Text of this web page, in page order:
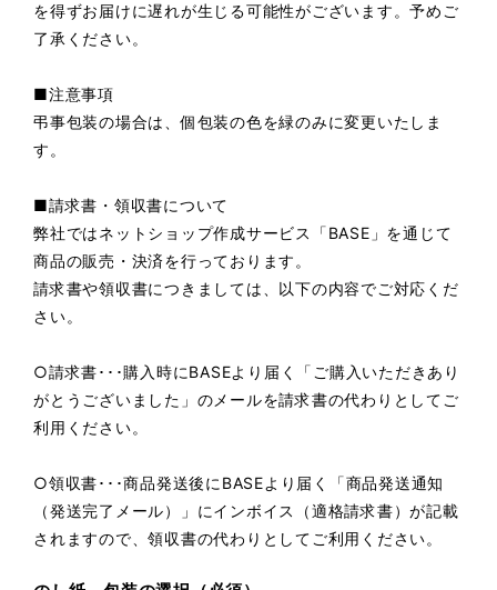
を得ずお届けに遅れが生じる可能性がございます。予めご
了承ください。
■注意事項
弔事包装の場合は、個包装の色を緑のみに変更いたしま
す。
■請求書・領収書について
弊社ではネットショップ作成サービス「BASE」を通じて
商品の販売・決済を行っております。
請求書や領収書につきましては、以下の内容でご対応くだ
さい。
○請求書･･･購入時にBASEより届く「ご購入いただきあり
がとうございました」のメールを請求書の代わりとしてご
利用ください。
○領収書･･･商品発送後にBASEより届く「商品発送通知
（発送完了メール）」にインボイス（適格請求書）が記載
されますので、領収書の代わりとしてご利用ください。